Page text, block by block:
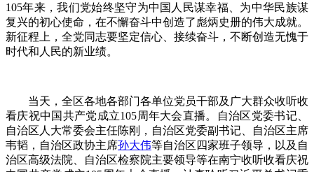
105年来，我们党始终坚守为中国人民谋幸福、为中华民族谋
复兴的初心使命，在不懈奋斗中创造了彪炳史册的伟大成就。
新征程上，全党同志要坚定信心、接续奋斗，不断创造无愧于
时代和人民的新业绩。
当天，全区各地各部门各单位党员干部及广大群众收听收
看庆祝中国共产党成立105周年大会直播。自治区党委书记、
自治区人大常委会主任陈刚，自治区党委副书记、自治区主席
韦韬，自治区政协主席孙大伟等自治区四家班子领导，以及自
治区高级法院、自治区检察院主要领导等在南宁收听收看庆祝